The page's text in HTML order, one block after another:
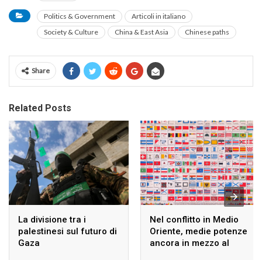
Politics & Government
Articoli in italiano
Society & Culture
China & East Asia Chinese paths
Share
Related Posts
La divisione tra i
palestinesi sul futuro di
Gaza
Nel conflitto in Medio
Oriente, medie potenze
ancora in mezzo al